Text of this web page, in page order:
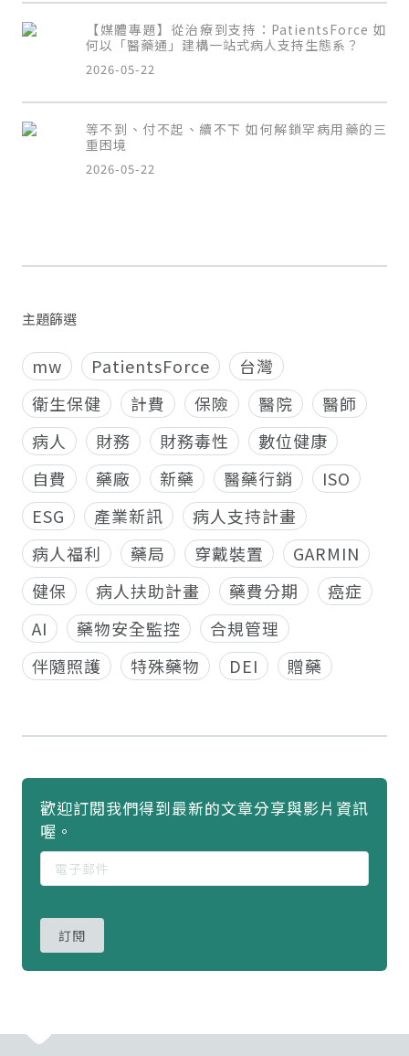
【媒體專題】從治療到支持：PatientsForce 如
何以「醫藥通」建構一站式病人支持生態系？
2026-05-22
等不到、付不起、續不下 如何解鎖罕病用藥的三
重困境
2026-05-22
主題篩選
mw PatientsForce
台灣
衛生保健
計費 保險 醫院
醫師
病人
財務 財務毒性
數位健康
自費
藥廠 新藥 醫藥行銷
ISO
ESG
產業新訊
病人支持計畫
病人福利
藥局 穿戴裝置
GARMIN
健保
病人扶助計畫 藥費分期
癌症
AI
藥物安全監控
合規管理
伴隨照護
特殊藥物 DEI 贈藥
歡迎訂閱我們得到最新的文章分享與影片資訊
喔。
訂閱